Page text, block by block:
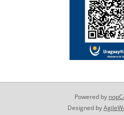
Powered by
Designed by